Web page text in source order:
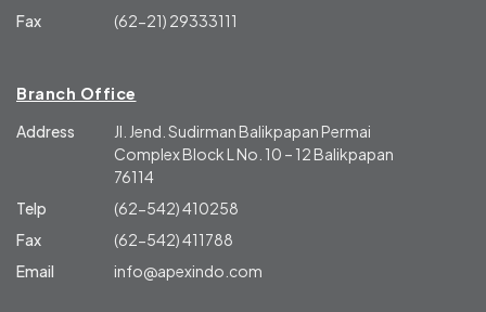
Fax
(62-21) 29333111
Branch Office
Address
Jl. Jend. Sudirman Balikpapan Permai
Complex Block L No. 10 – 12 Balikpapan
76114
Telp
(62-542) 410258
Fax
(62-542) 411788
Email
info@apexindo.com